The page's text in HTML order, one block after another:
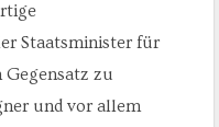
Staatsminister für
zu
und vor allem